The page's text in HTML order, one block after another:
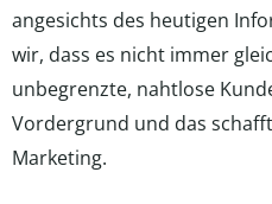
angesichts des heutigen
wir, dass es nicht immer
unbegrenzte, nahtlose
Vordergrund und das
Marketing.